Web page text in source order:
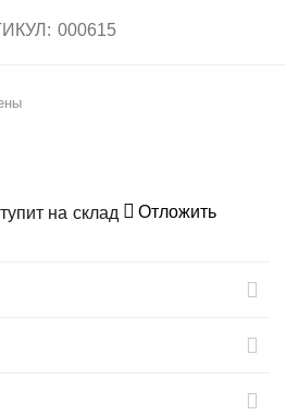
000615
на склад Отложить